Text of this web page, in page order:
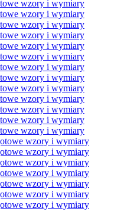
wzory i wymiary
wzory i wymiary
wzory i wymiary
wzory i wymiary
wzory i wymiary
wzory i wymiary
wzory i wymiary
wzory i wymiary
wzory i wymiary
wzory i wymiary
wzory i wymiary
wzory i wymiary
wzory i wymiary
wzory i wymiary
wzory i wymiary
wzory i wymiary
wzory i wymiary
wzory i wymiary
wzory i wymiary
wzory i wymiary